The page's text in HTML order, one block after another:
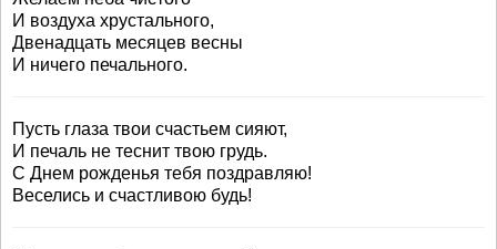
И воздуха хрустального,
Двенадцать месяцев весны
И ничего печального.
Пусть глаза твои счастьем сияют,
И печаль не теснит твою грудь.
С Днем рожденья тебя поздравляю!
Веселись и счастливою будь!